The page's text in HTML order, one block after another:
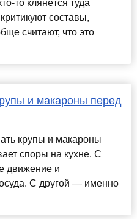
то клянётся туда
составы,
считают, что это
и макароны перед
крупы и макароны
споры на кухне. С
движение и
С другой — именно